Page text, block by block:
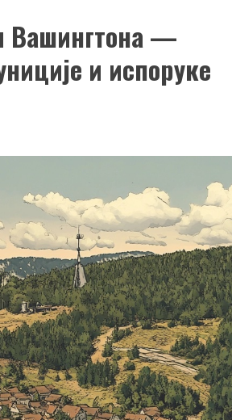
Вашингтона —
и испоруке